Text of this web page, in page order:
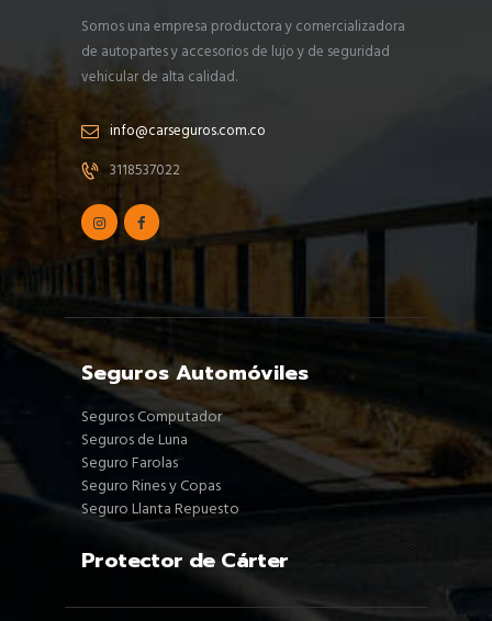
Somos una empresa productora y comercializadora
de autopartes y accesorios de lujo y de seguridad
vehicular de alta calidad.
info@carseguros.com.co
3118537022
Seguros Automóviles
Seguros Computador
Seguros de Luna
Seguro Farolas
Seguro Rines y Copas
Seguro Llanta Repuesto
Protector de Cárter